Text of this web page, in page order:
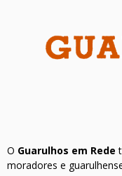
O Guarulhos em Rede
moradores e